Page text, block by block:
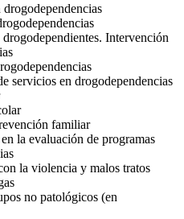
Intervención
servicios en drogodependencias
familiar
la evaluación de programas
la violencia y malos tratos
no patológicos (en